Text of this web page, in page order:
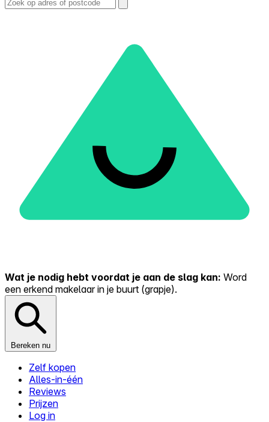
Wat je nodig hebt voordat je aan de slag kan: Word
een erkend makelaar in je buurt (grapje).
Bereken nu
Zelf kopen
Alles-in-één
Reviews
Prijzen
Log in